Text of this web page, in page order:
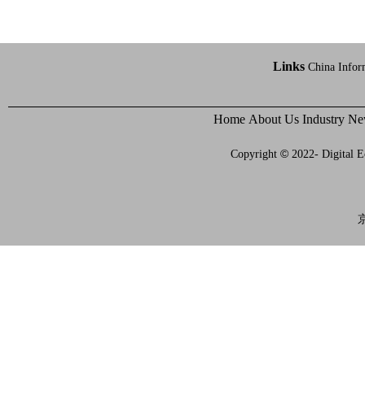
Links China
Home About Us Industry
Copyright ©2022- Digital